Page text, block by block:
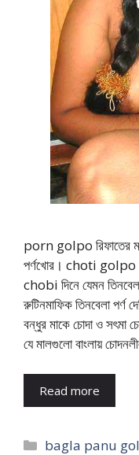
porn golpo রিফাতের
পর্ণখোর। choti golpo
chobi দিনে যেমন
রুটিনমাফিক তিনবেলা পর্ণ
বন্ধুর মাকে চোদা ও সৎমা
যে মালগুলো বাংলায়
Read more
Categories
bagla panu